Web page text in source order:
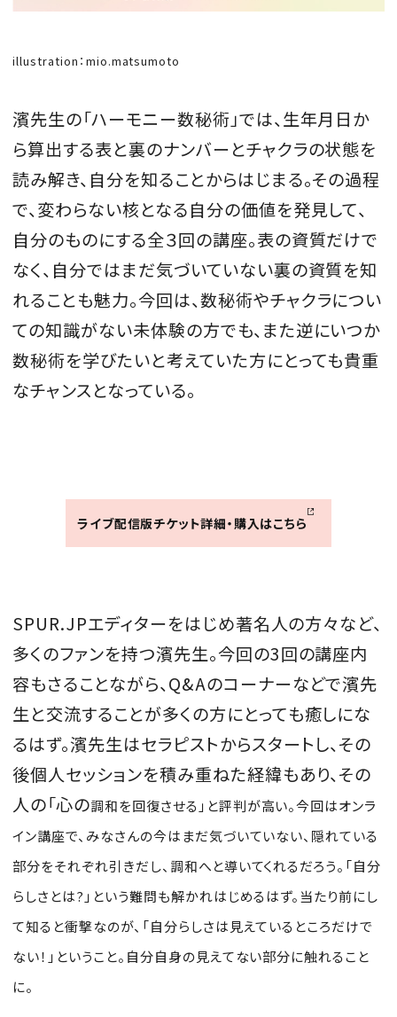
FOLLOW US
MAGAZINE
2026年9月号
2026-07-23発売
最新号を試し読み
illustration：mio.matsumoto
濱先生の「ハーモニー数秘術」では、生年月日か
ら算出する表と裏のナンバーとチャクラの状態を
読み解き、自分を知ることからはじまる。その過程
で、変わらない核となる自分の価値を発見して、
自分のものにする全３回の講座。表の資質だけで
なく、自分ではまだ気づいていない裏の資質を知
れることも魅力。今回は、数秘術やチャクラについ
ての知識がない未体験の方でも、また逆にいつか
数秘術を学びたいと考えていた方にとっても貴重
なチャンスとなっている。
ライブ配信版チケット詳細・購入はこちら
SPUR.JPエディターをはじめ著名人の方々など、
多くのファンを持つ濱先生。今回の3回の講座内
容もさることながら、Q&Aのコーナーなどで濱先
生と交流することが多くの方にとっても癒しにな
るはず。濱先生はセラピストからスタートし、その
後個人セッションを積み重ねた経緯もあり、その
人の「心の調和を回復させる」と評判が高い。今回はオンラ
イン講座で、みなさんの今はまだ気づいていない、隠れている
部分をそれぞれ引きだし、調和へと導いてくれるだろう。「自分
らしさとは?」という難問も解かれはじめるはず。当たり前にし
て知ると衝撃なのが、「自分らしさは見えているところだけで
ない！」ということ。自分自身の見えてない部分に触れること
に。